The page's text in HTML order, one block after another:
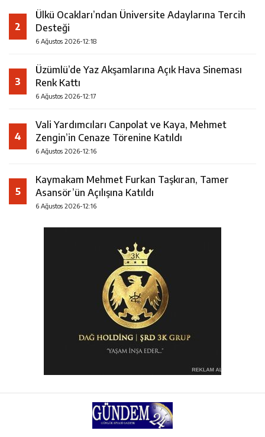
2
Ülkü Ocakları’ndan Üniversite Adaylarına Tercih
Desteği
6 Ağustos 2026-12:18
3
Üzümlü’de Yaz Akşamlarına Açık Hava Sineması
Renk Kattı
6 Ağustos 2026-12:17
4
Vali Yardımcıları Canpolat ve Kaya, Mehmet
Zengin’in Cenaze Törenine Katıldı
6 Ağustos 2026-12:16
5
Kaymakam Mehmet Furkan Taşkıran, Tamer
Asansör’ün Açılışına Katıldı
6 Ağustos 2026-12:16